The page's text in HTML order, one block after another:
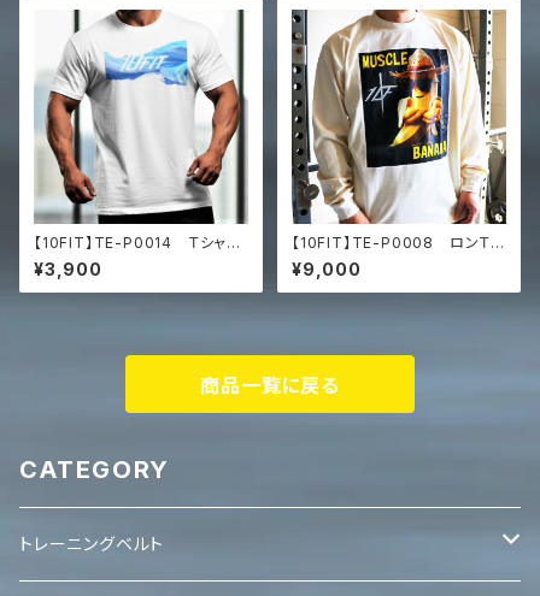
【10FIT】TE-P0014 Ｔシャ
ツ トレーニング オーバーサ
イズ 10FITアートデザイン
Men’s box tee
¥3,900
【10FIT】TE-P0008 ロンＴ
トレーニング 筋トレ 長袖シャ
ツ 10FITアートデザイン Pr
emium heavyweight long s
¥9,000
商品一覧に戻る
CATEGORY
トレーニングベルト